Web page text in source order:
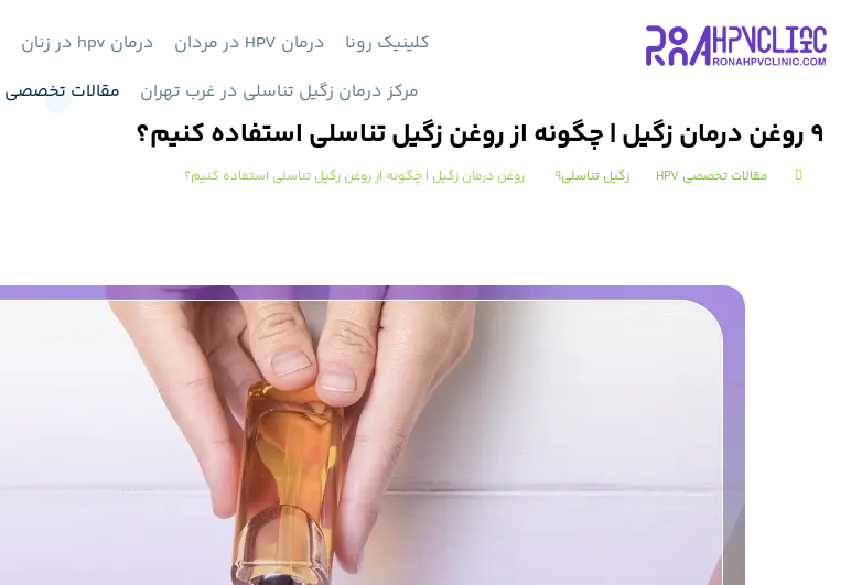
کلینیک رونا درمان HPV در مردان درمان hpv در زنان
مرکز درمان زگیل تناسلی در غرب تهران
مقالات تخصصی HPV
9 روغن درمان زگیل | چگونه از روغن زگیل تناسلی استفاده کنیم؟
مقالات تخصصی HPV زگیل تناسلی9 روغن درمان زگیل | چگونه از روغن زگیل تناسلی استفاده کنیم؟